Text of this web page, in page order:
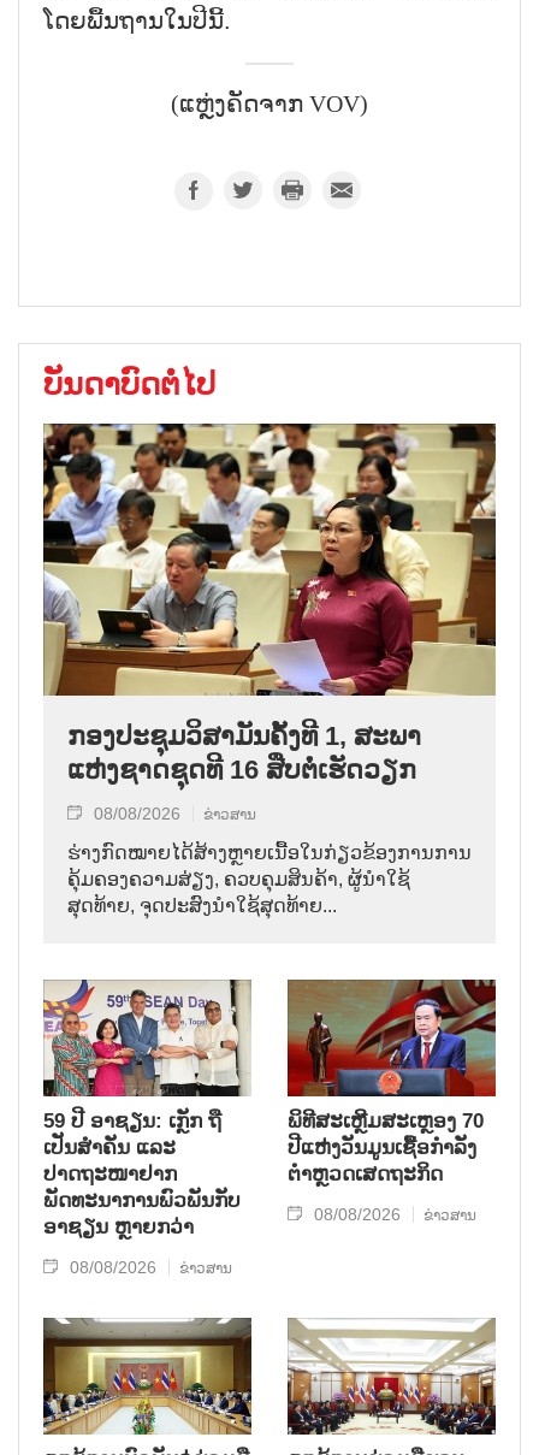
ໂດຍພື້ນຖານໃນປີນີ້.
(ແຫຼ່ງຄັດຈາກ VOV)
ບັນດາບົດຕໍ່ໄປ
ກອງປະຊຸມວິສາມັນຄັ້ງທີ 1, ສະພາ
ແຫ່ງຊາດຊຸດທີ 16 ສືບຕໍ່ເຮັດວຽກ
08/08/2026 ຂ່າວສານ
ຮ່າງກົດໝາຍໄດ້ສ້າງຫຼາຍເນື້ອໃນກ່ຽວຂ້ອງການການ
ຄຸ້ມຄອງຄວາມສ່ຽງ, ຄວບຄຸມສິນຄ້າ, ຜູ້ນຳໃຊ້
ສຸດທ້າຍ, ຈຸດປະສົງນຳໃຊ້ສຸດທ້າຍ...
59 ປີ ອາຊຽນ: ເກຼັກ ຖື
ເປັນສຳຄັນ ແລະ
ປາດຖະໜາຢາກ
ພັດທະນາການພົວພັນກັບ
ອາຊຽນ ຫຼາຍກວ່າ
08/08/2026 ຂ່າວສານ
ພິທີສະເຫຼີມສະເຫຼອງ 70
ປີແຫ່ງວັນມູນເຊື້ອກຳລັງ
ຕຳຫຼວດເສດຖະກິດ
08/08/2026 ຂ່າວສານ